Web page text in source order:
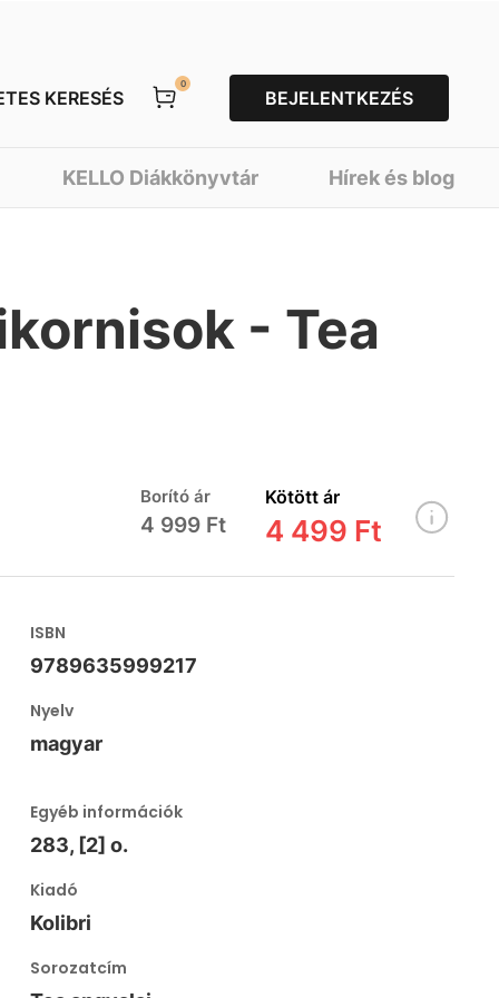
KERESÉS
0
BEJELENTKEZÉS
KELLO Diákkönyvtár Hírek és blog
- Tea
Borító ár
4 999 Ft
Kötött ár
4 499 Ft
ISBN
9789635999217
Nyelv
magyar
Egyéb információk
283, [2] o.
Kiadó
Kolibri
Sorozatcím